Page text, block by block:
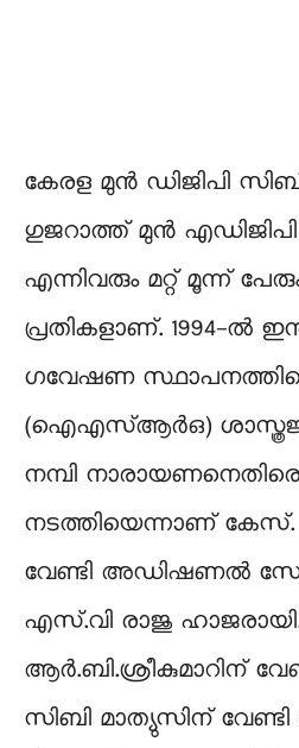
കേരള മുന്‍ ഡിജിപി
ഗുജറാത്ത് മുന്‍
എന്നിവരും മറ്റ് മൂന്ന്
പ്രതികളാണ്. 1994-ല്‍
ഗവേഷണ
(ഐഎസ്ആര്‍ഒ)
നമ്പി
നടത്തിയെന്നാണ് കേസ്.
വേണ്ടി അഡിഷണൽ
എസ്.വി രാജു
ആർ.ബി.ശ്രീകുമാറിന്
സിബി മാത്യുസിന്